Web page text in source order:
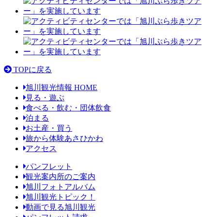
TOPに戻る
旭川観光情報 HOME
見る・遊ぶ
食べる・飲む・団体飲食
泊まる
お土産・買う
旅から体験あさひかわ
アクセス
パンフレット
観光案内所のご案内
旭川フォトアルバム
旭川観光トピック！
動画で見る旭川観光